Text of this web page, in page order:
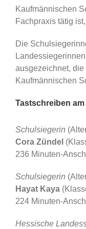
Kaufmännischen
Fachpraxis tätig
Die
ausgezeichnet,
Kaufmännischen
Tastschreiben am
Schulsiegerin
Cora Zündel
236 Minuten-
Schulsiegerin
Hayat Kaya
224 Minuten-
Hessische